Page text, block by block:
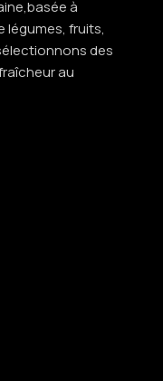
à
légumes, fruits,
des
au